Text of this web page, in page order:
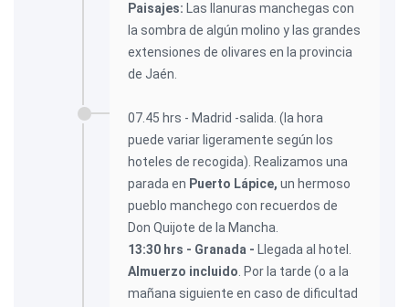
Paisajes: Las llanuras manchegas con
la sombra de algún molino y las grandes
extensiones de olivares en la provincia
de Jaén.
07.45 hrs - Madrid -salida. (la hora
puede variar ligeramente según los
hoteles de recogida). Realizamos una
parada en Puerto Lápice, un hermoso
pueblo manchego con recuerdos de
Don Quijote de la Mancha.
13:30 hrs - Granada - Llegada al hotel.
Almuerzo incluido. Por la tarde (o a la
mañana siguiente en caso de dificultad